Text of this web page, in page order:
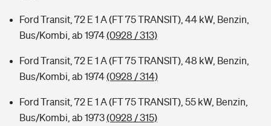
Ford Transit, 72 E 1 A (FT 75 TRANSIT), 44 kW, Benzin,
Bus/Kombi, ab 1974(0928 / 313)
Ford Transit, 72 E 1 A (FT 75 TRANSIT), 48 kW, Benzin,
Bus/Kombi, ab 1974(0928 / 314)
Ford Transit, 72 E 1 A (FT 75 TRANSIT), 55 kW, Benzin,
Bus/Kombi, ab 1973(0928 / 315)